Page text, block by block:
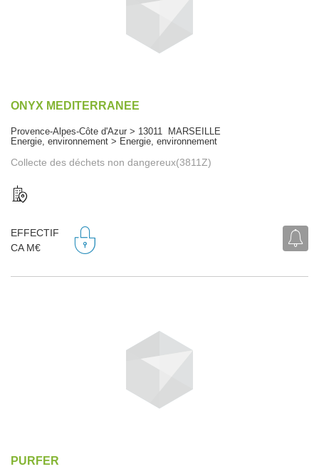
ONYX MEDITERRANEE
Provence-Alpes-Côte d'Azur > 13011 MARSEILLE
Energie, environnement > Energie, environnement
Collecte des déchets non dangereux(3811Z)
EFFECTIF
CA M€
PURFER